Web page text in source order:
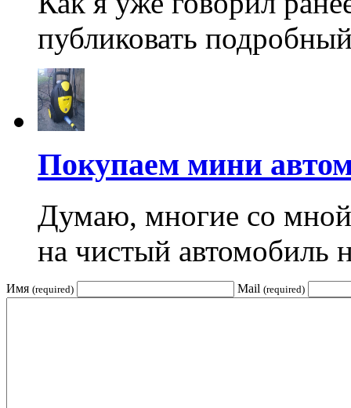
публиковать
Покупаем мини
Думаю, многие со мной
на чистый автомобиль
Имя (required) Mail (required)